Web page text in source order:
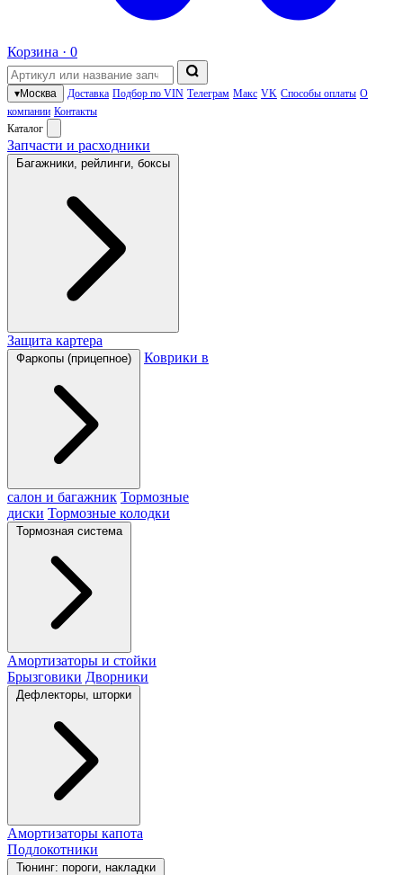
Корзина · 0
▾Москва Доставка Подбор по VIN Телеграм Макс VK Способы оплаты О
компании Контакты
Каталог
Запчасти и расходники
Багажники, рейлинги, боксы
Защита картера
Фаркопы (прицепное) Коврики в
салон и багажник Тормозные
диски Тормозные колодки
Тормозная система
Амортизаторы и стойки
Брызговики Дворники
Дефлекторы, шторки
Амортизаторы капота
Подлокотники
Тюнинг: пороги, накладки